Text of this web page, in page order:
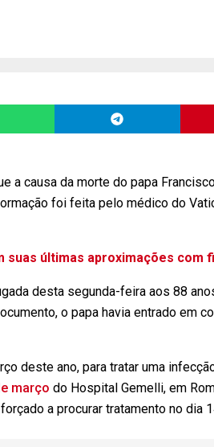
a causa da morte do papa
foi feita pelo médico do
suas últimas aproximações com
desta segunda-feira aos 88
o papa havia entrado em
deste ano, para tratar uma
março do Hospital Gemelli, em
a procurar tratamento no dia